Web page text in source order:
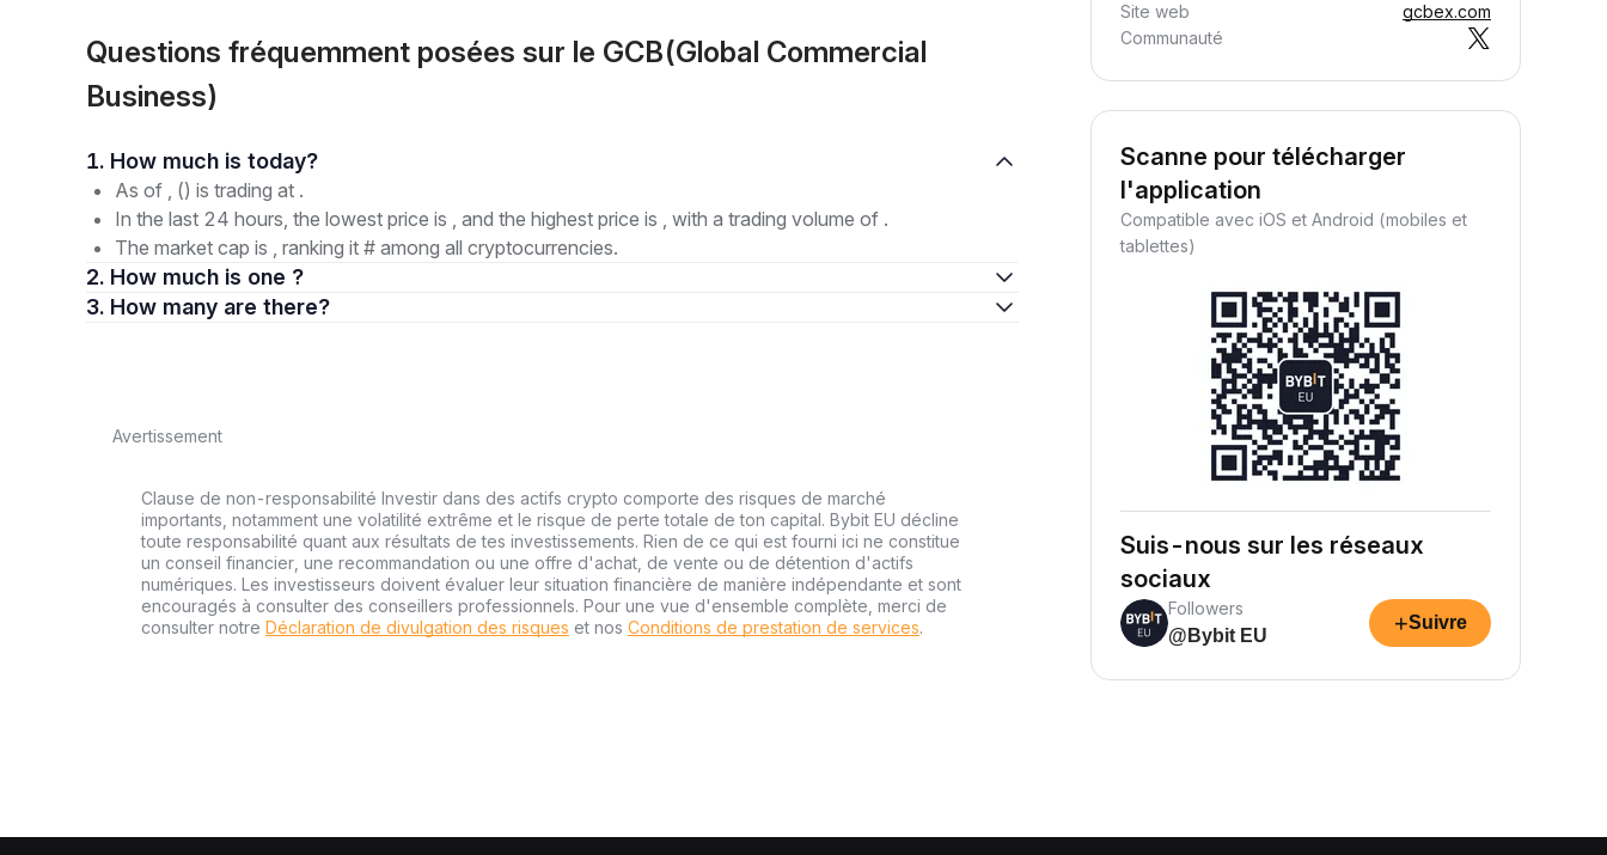
Questions fréquemment posées sur le GCB(Global Commercial
Business)
1. How much is today?
As of , () is trading at .
In the last 24 hours, the lowest price is , and the highest price is , with a trading volume of .
The market cap is , ranking it # among all cryptocurrencies.
2. How much is one ?
3. How many are there?
Avertissement
Clause de non-responsabilité Investir dans des actifs crypto comporte des risques de marché
importants, notamment une volatilité extrême et le risque de perte totale de ton capital. Bybit EU décline
toute responsabilité quant aux résultats de tes investissements. Rien de ce qui est fourni ici ne constitue
un conseil financier, une recommandation ou une offre d'achat, de vente ou de détention d'actifs
numériques. Les investisseurs doivent évaluer leur situation financière de manière indépendante et sont
encouragés à consulter des conseillers professionnels. Pour une vue d'ensemble complète, merci de
consulter notre Déclaration de divulgation des risques et nos Conditions de prestation de services.
Site web
gcbex.com
Communauté
Scanne pour télécharger
l'application
Compatible avec iOS et Android (mobiles et
tablettes)
Suis-nous sur les réseaux
sociaux
Followers
@Bybit EU
+Suivre